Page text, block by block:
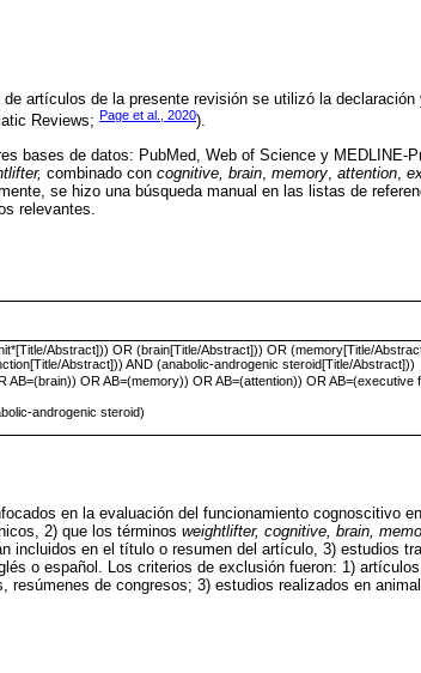
artículos de la presente revisión se utilizó la
Reviews; Page et al., 2020).
bases de datos: PubMed, Web of Science y MEDLINE-
combinado con cognitive, brain memory attention
se hizo una búsqueda manual en las listas de
relevantes.
Abstract])) OR (brain[Title/Abstract])) OR (memory[Title/
Abstract])) AND (anabolic-androgenic steroid[Title/Abstract]))
AB=(brain)) OR AB=(memory)) OR AB=(attention)) OR AB=(executive
androgenic steroid)
en la evaluación del funcionamiento cognoscitivo
2) que los términos weightlifter, cognitive, brain,
incluidos en el título o resumen del artículo, 3) estudios
o español. Los criterios de exclusión fueron: 1)
de congresos; 3) estudios realizados en